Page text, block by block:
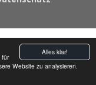
Alles klar!
für
Website zu analysieren.